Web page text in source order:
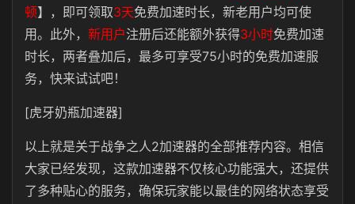
顿】，即可领取3天免费加速时长，新老用户均可使
用。此外， 新用户注册后还能额外获得3小时免费加速
时长，两者叠加后，最多可享受75小时的免费加速服
务，快来试试吧！
[虎牙奶瓶加速器]
以上就是关于战争之人2加速器的全部推荐内容。相信
大家已经发现，这款加速器不仅核心功能强大，还提供
了多种贴心的服务，确保玩家能以最佳的网络状态享受